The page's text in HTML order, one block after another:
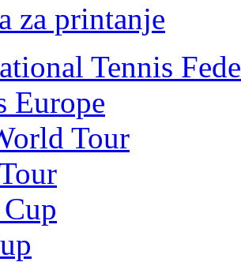
za printanje
Tennis
Europe
Tour